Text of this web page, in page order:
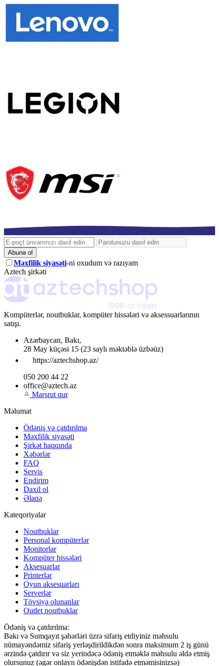
Abunə ol
Məxfilik siyasəti-ni oxudum və razıyam
Aztech şirkəti
Kompüterlər, noutbuklar, kompüter hissələri və aksessuarlarının
satışı.
Azərbaycan, Bakı,
28 May küçəsi 15 (23 saylı məktəblə üzbəüz)
https://aztechshop.az/
050 200 44 22
office@aztech.az
Marşrut qur
Məlumat
Ödəniş və çatdırılma
Məxfilik siyasəti
Şirkət haqqında
Xəbərlər
FAQ
Servis
Endirim
Daxil ol
Əlaqə
Kateqoriyalar
Noutbuklar
Personal kompüterlər
Monitorlar
Kompüter hissələri
Aksesuarlar
Printerlər
Oyun aksesuarları
Serverlər
Tövsiyə olunanlar
Outlet noutbuklar
Ödəniş və çatdırılma:
Bakı və Sumqayıt şəhərləri üzrə sifariş etdiyiniz məhsulu
nümayəndəmiz sifariş yerləşdirildikdən sonra maksimum 2 iş günü
ərzində çatdırır və siz yerindəcə ödəniş etməklə məhsulu əldə etmiş
olursunuz (əgər onlayn ödənişdən istifadə etməmisinizsə)